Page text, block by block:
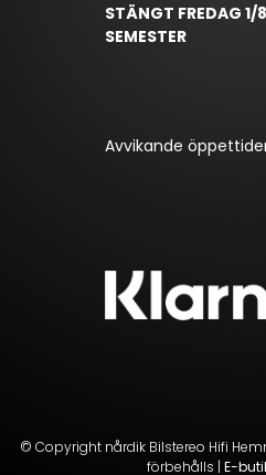
STÄNGT FREDAG
SEMESTER
Avvikande
© Copyright nårdik Bilstereo Hifi
förbehålls | E-